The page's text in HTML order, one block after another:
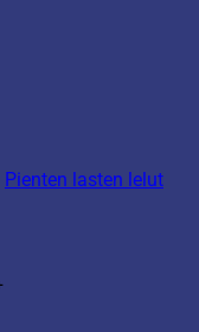
Pienten lasten lelut